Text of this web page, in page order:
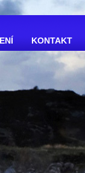
KONTAKT